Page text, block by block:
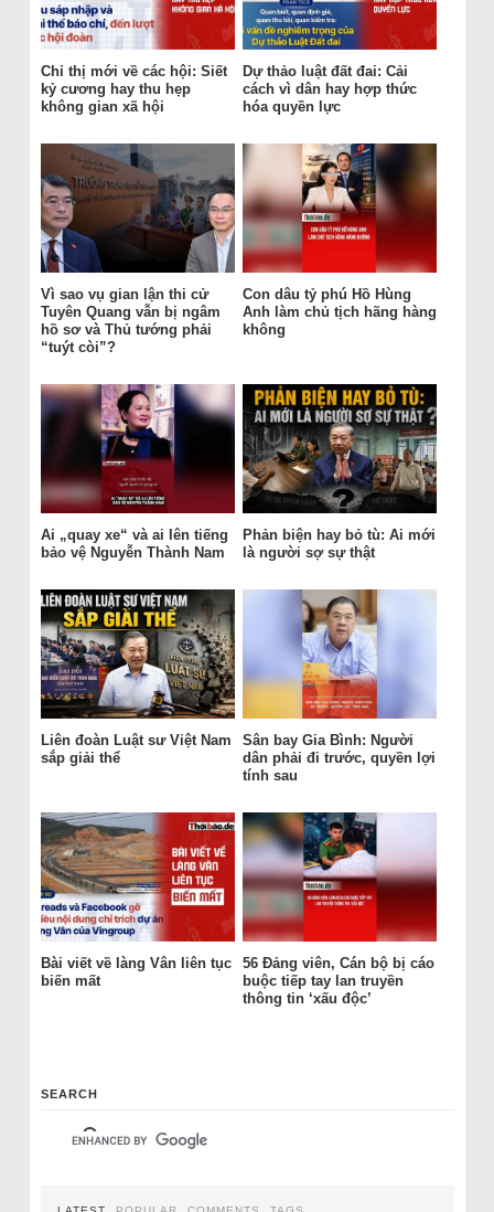
Chỉ thị mới về các hội: Siết
kỷ cương hay thu hẹp
không gian xã hội
Dự thảo luật đất đai: Cải
cách vì dân hay hợp thức
hóa quyền lực
Vì sao vụ gian lận thi cử
Tuyên Quang vẫn bị ngâm
hồ sơ và Thủ tướng phải
“tuýt còi”?
Con dâu tỷ phú Hồ Hùng
Anh làm chủ tịch hãng hàng
không
Ai „quay xe“ và ai lên tiếng
bảo vệ Nguyễn Thành Nam
Phản biện hay bỏ tù: Ai mới
là người sợ sự thật
Liên đoàn Luật sư Việt Nam
sắp giải thể
Sân bay Gia Bình: Người
dân phải đi trước, quyền lợi
tính sau
Bài viết về làng Vân liên tục
biến mất
56 Đảng viên, Cán bộ bị cáo
buộc tiếp tay lan truyền
thông tin ‘xấu độc’
SEARCH